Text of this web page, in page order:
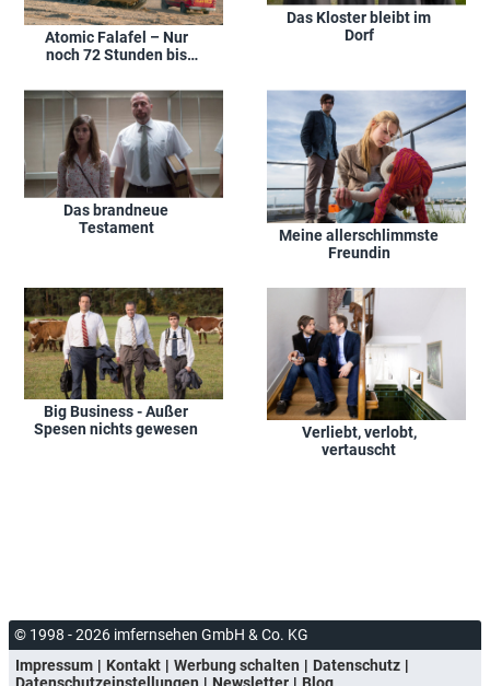
Atomic Falafel – Nur
noch 72 Stunden bis
Das Kloster bleibt im
Dorf
Das brandneue
Testament
Meine allerschlimmste
Freundin
Big Business - Außer
Spesen nichts gewesen
Verliebt, verlobt,
vertauscht
© 1998 - 2026 imfernsehen GmbH & Co. KG
Impressum
Kontakt Werbung schalten
Datenschutz